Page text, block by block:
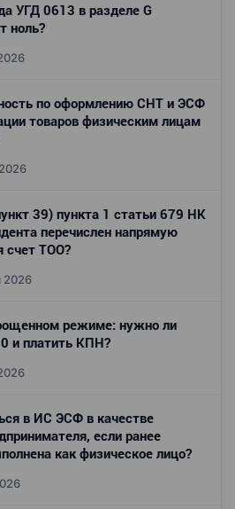
УГД 0613 в разделе G
ноль?
по оформлению СНТ и ЭСФ
товаров физическим лицам
39) пункта 1 статьи 679 НК
перечислен напрямую
счет ТОО?
2026
режиме: нужно ли
и платить КПН?
в ИС ЭСФ в качестве
если ранее
как физическое лицо?